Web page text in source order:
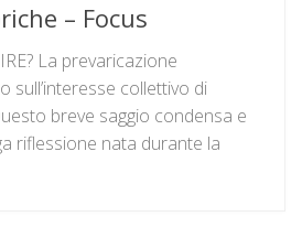
– Focus
La prevaricazione
sull’interesse collettivo di
breve saggio condensa e
riflessione nata durante la